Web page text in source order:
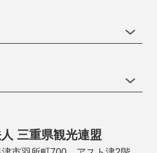
三重県観光連盟